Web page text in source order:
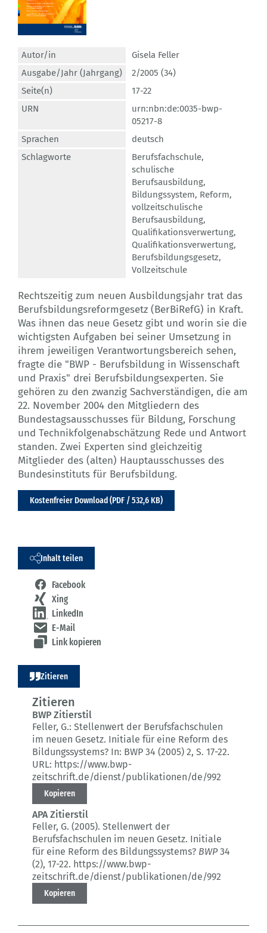
Autor/in
Gisela Feller
Ausgabe/Jahr (Jahrgang)
2/2005 (34)
Seite(n)
17-22
URN
urn:nbn:de:0035-bwp-
05217-8
Sprachen
deutsch
Schlagworte
Berufsfachschule,
schulische
Berufsausbildung,
Bildungssystem, Reform,
vollzeitschulische
Berufsausbildung,
Qualifikationsverwertung,
Qualifikationsverwertung,
Berufsbildungsgesetz,
Vollzeitschule
Rechtszeitig zum neuen Ausbildungsjahr trat das
Berufsbildungsreformgesetz (BerBiRefG) in Kraft.
Was ihnen das neue Gesetz gibt und worin sie die
wichtigsten Aufgaben bei seiner Umsetzung in
ihrem jeweiligen Verantwortungsbereich sehen,
fragte die "BWP - Berufsbildung in Wissenschaft
und Praxis" drei Berufsbildungsexperten. Sie
gehören zu den zwanzig Sachverständigen, die am
22. November 2004 den Mitgliedern des
Bundestagsausschusses für Bildung, Forschung
und Technikfolgenabschätzung Rede und Antwort
standen. Zwei Experten sind gleichzeitig
Mitglieder des (alten) Hauptausschusses des
Bundesinstituts für Berufsbildung.
Kostenfreier Download (PDF / 532,6 KB)
Inhalt teilen
Facebook
Xing
LinkedIn
E-Mail
Link kopieren
Zitieren
Zitieren
BWP Zitierstil
Feller, G.: Stellenwert der Berufsfachschulen
im neuen Gesetz. Initiale für eine Reform des
Bildungssystems? In: BWP 34 (2005) 2, S. 17-22.
URL: https://www.bwp-
zeitschrift.de/dienst/publikationen/de/992
Kopieren
APA Zitierstil
Feller, G. (2005). Stellenwert der
Berufsfachschulen im neuen Gesetz. Initiale
für eine Reform des Bildungssystems? BWP34
(2), 17-22. https://www.bwp-
zeitschrift.de/dienst/publikationen/de/992
Kopieren